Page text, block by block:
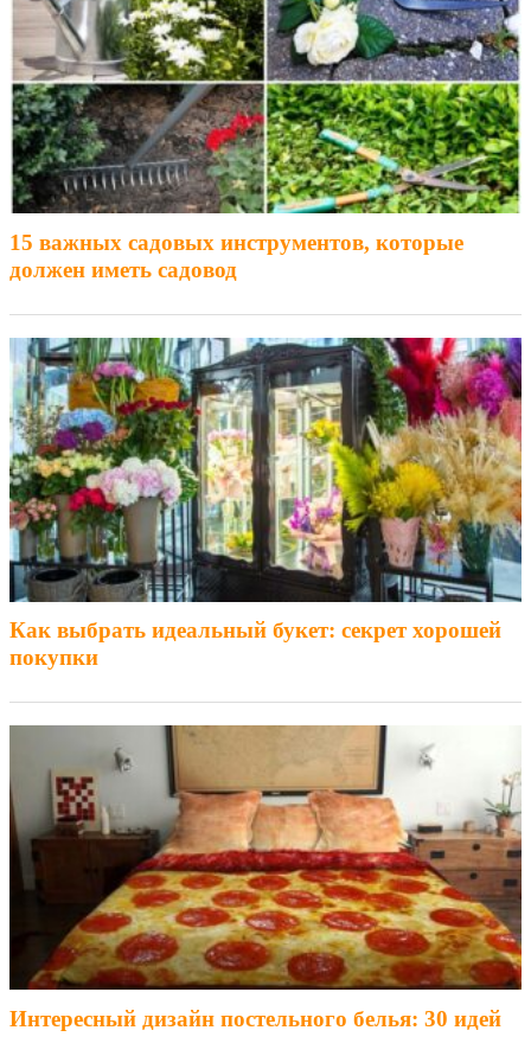
15 важных садовых инструментов, которые
должен иметь садовод
Как выбрать идеальный букет: секрет хорошей
покупки
Интересный дизайн постельного белья: 30 идей